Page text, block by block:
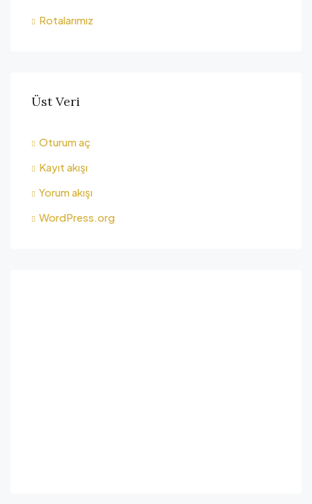
Rotalarımız
Üst Veri
Oturum aç
Kayıt akışı
Yorum akışı
WordPress.org